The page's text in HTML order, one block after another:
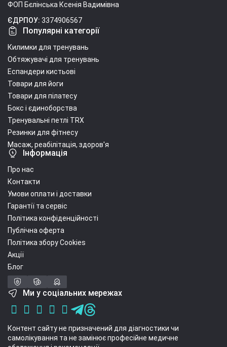
ФОП Бєлінська Ксенія Вадимівна
ЄДРПОУ: 3374906567
Популярні категорії
Килимки для тренувань
Обтяжувачі для тренувань
Еспандери кистьові
Товари для йоги
Товари для пілатесу
Бокс і єдиноборства
Тренувальні петлі TRX
Резинки для фітнесу
Масаж, реабілітація, здоров'я
Інформація
Про нас
Контакти
Умови оплати і доставки
Гарантії та сервіс
Політика конфіденційності
Публічна оферта
Політика збору Cookies
Акції
Блог
Ми у соціальних мережах
Контент сайту не призначений для діагностики чи
самолікування та не замінює професійне медичне